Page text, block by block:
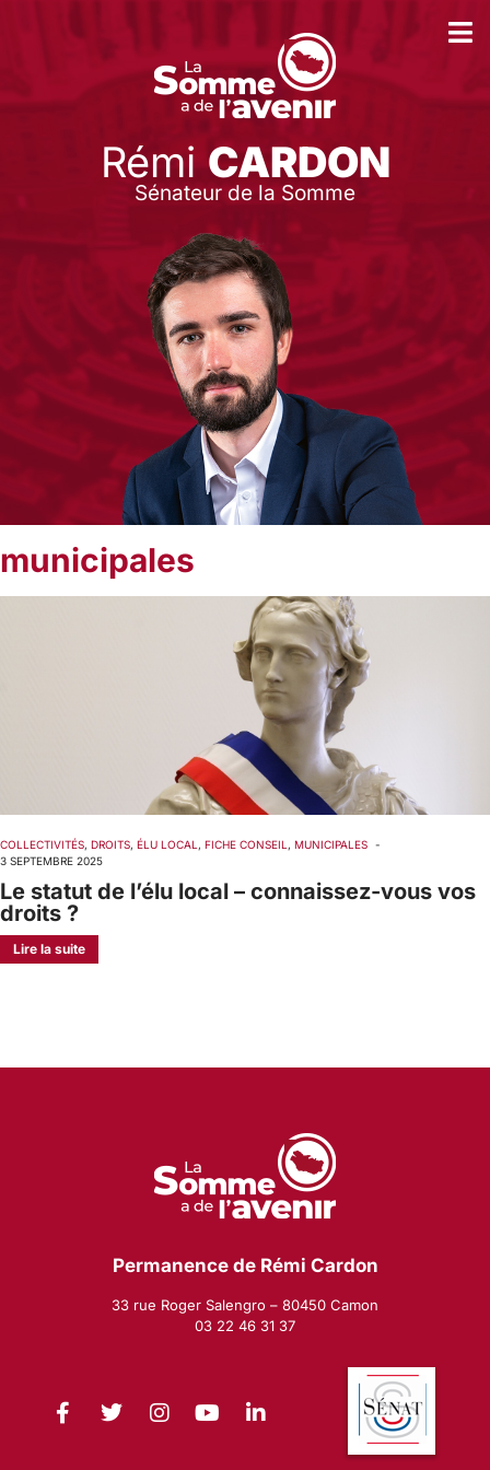
RémiCARDON
Sénateur de la Somme
municipales
COLLECTIVITÉS, DROITS, ÉLU LOCAL , FICHE CONSEIL , MUNICIPALES -
3 SEPTEMBRE 2025
Le statut de l’élu local – connaissez-vous vos
droits ?
Lire la suite
Permanence de Rémi Cardon
33 rue Roger Salengro – 80450 Camon
03 22 46 31 37